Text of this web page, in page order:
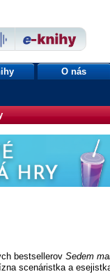
O nás
bestsellerov Sedem
scenáristka a